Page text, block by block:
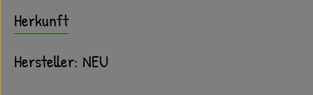
Herkunft
Hersteller: NEU